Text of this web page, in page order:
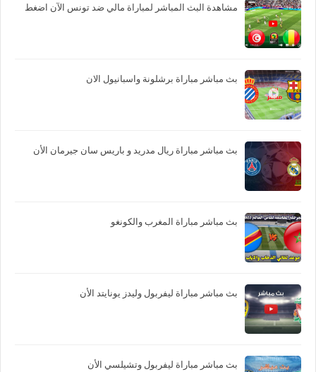
مشاهدة البث المباشر لمباراة مالي ضد تونس الآن اضغط
بث مباشر مباراة برشلونة واسبانيول الان
بث مباشر مباراة ريال مدريد و باريس سان جيرمان الأن
بث مباشر مباراة المغرب والكونغو
بث مباشر مباراة ليفربول وليدز يونايتد الأن
بث مباشر مباراة ليفربول وتشيلسي الأن